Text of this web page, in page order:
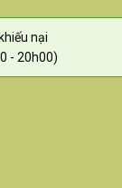
nại
- 20h00)